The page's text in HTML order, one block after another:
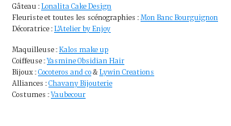
Gâteau : Lonalita Cake Design
Fleuriste et toutes les scénographies : Mon Banc Bourguignon
Décoratrice : L’Atelier by Enjoy
Maquilleuse : Kalos make up
Coiffeuse : Yasmine Obsidian Hair
Bijoux : Cocoteros and co & Lywin Creations
Alliances : Chavany Bijouterie
Costumes : Vaubecour